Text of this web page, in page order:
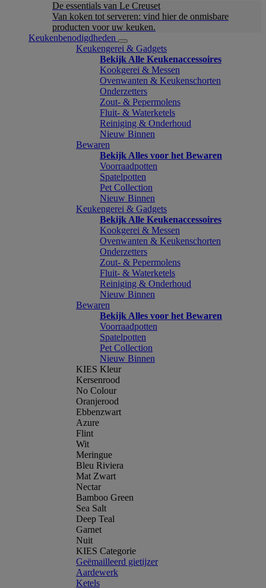
De essentials van Le Creuset
Van koken tot serveren: vind hier de onmisbare
producten voor uw keuken.
Keukenbenodigdheden
Keukengerei & Gadgets
Bekijk Alle Keukenaccessoires
Kookgerei & Messen
Ovenwanten & Keukenschorten
Onderzetters
Zout- & Pepermolens
Fluit- & Waterketels
Reiniging & Onderhoud
Nieuw Binnen
Bewaren
Bekijk Alles voor het Bewaren
Voorraadpotten
Spatelpotten
Pet Collection
Nieuw Binnen
Keukengerei & Gadgets
Bekijk Alle Keukenaccessoires
Kookgerei & Messen
Ovenwanten & Keukenschorten
Onderzetters
Zout- & Pepermolens
Fluit- & Waterketels
Reiniging & Onderhoud
Nieuw Binnen
Bewaren
Bekijk Alles voor het Bewaren
Voorraadpotten
Spatelpotten
Pet Collection
Nieuw Binnen
KIES Kleur
Kersenrood
No Colour
Oranjerood
Ebbenzwart
Azure
Flint
Wit
Meringue
Bleu Riviera
Mat Zwart
Nectar
Bamboo Green
Sea Salt
Deep Teal
Garnet
Nuit
KIES Categorie
Geëmailleerd gietijzer
Aardewerk
Ketels